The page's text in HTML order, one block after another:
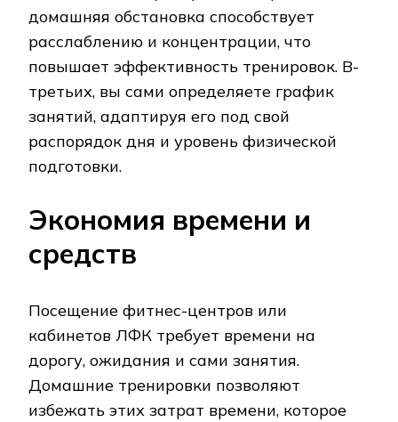
домашняя обстановка способствует
расслаблению и концентрации, что
повышает эффективность тренировок. В-
третьих, вы сами определяете график
занятий, адаптируя его под свой
распорядок дня и уровень физической
подготовки.
Экономия времени и
средств
Посещение фитнес-центров или
кабинетов ЛФК требует времени на
дорогу, ожидания и сами занятия.
Домашние тренировки позволяют
избежать этих затрат времени, которое